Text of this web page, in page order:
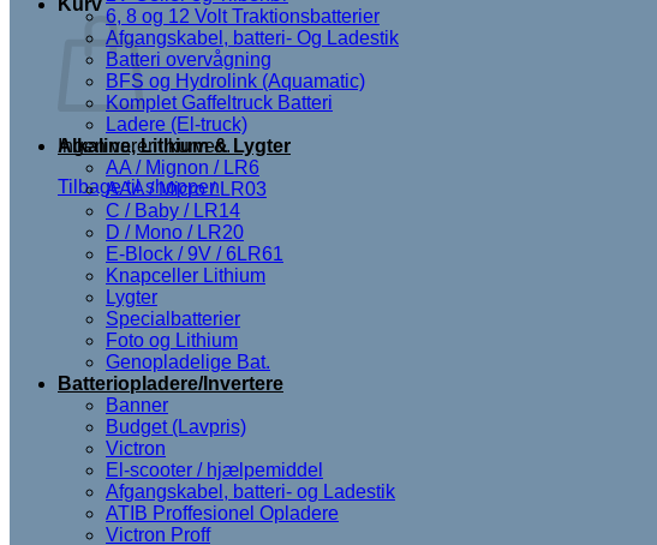
Kurv
Ingen varer i kurven.
Tilbage til shoppen
6, 8 og 12 Volt Traktionsbatterier
Afgangskabel, batteri- Og Ladestik
Batteri overvågning
BFS og Hydrolink (Aquamatic)
Komplet Gaffeltruck Batteri
Ladere (El-truck)
Alkaline, Lithium & Lygter
AA / Mignon / LR6
AAA / Micro / LR03
C / Baby / LR14
D / Mono / LR20
E-Block / 9V / 6LR61
Knapceller Lithium
Lygter
Specialbatterier
Foto og Lithium
Genopladelige Bat.
Batteriopladere/Invertere
Banner
Budget (Lavpris)
Victron
El-scooter / hjælpemiddel
Afgangskabel, batteri- og Ladestik
ATIB Proffesionel Opladere
Victron Proff